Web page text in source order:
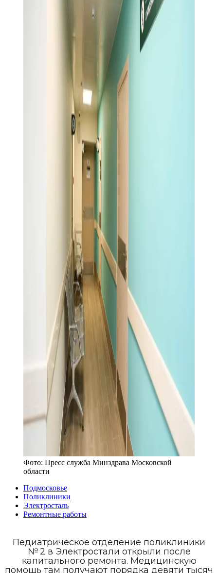
Фото: Пресс служба Минздрава Московской
области
Подмосковье
Поликлиники
Электросталь
Ремонтные работы
Педиатрическое отделение поликлиники
№ 2 в Электростали открыли после
капитального ремонта. Медицинскую
помощь там получают порядка девяти тысяч